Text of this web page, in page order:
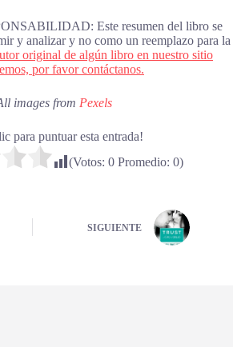
Este resumen del libro se
y analizar y no como un reemplazo para la
original de algún libro en nuestro sitio
por favor contáctanos.
images from Pexels
para puntuar esta entrada!
(Votos: 0Promedio: 0)
SIGUIENTE